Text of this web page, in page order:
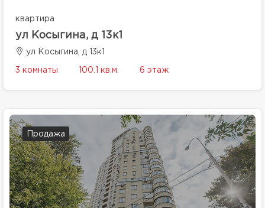
квартира
ул Косыгина, д 13к1
ул Косыгина, д 13к1
3 комнаты 100.1 кв.м. 6 этаж
Продажа